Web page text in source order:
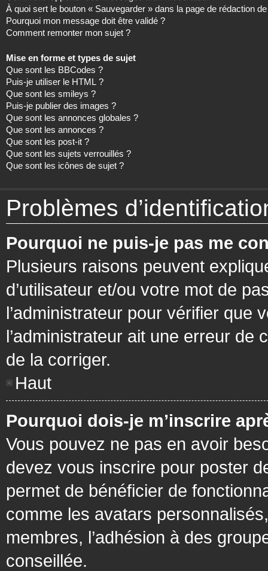
À quoi sert le bouton « Sauvegarder » dans la page de rédaction
Pourquoi mon message doit être validé ?
Comment remonter mon sujet ?
Mise en forme et types de sujet
Que sont les BBCodes ?
Puis-je utiliser le HTML ?
Que sont les smileys ?
Puis-je publier des images ?
Que sont les annonces globales ?
Que sont les annonces ?
Que sont les post-it ?
Que sont les sujets verrouillés ?
Que sont les icônes de sujet ?
Problèmes
Pourquoi ne puis-je pas me
Plusieurs raisons peuvent
d’utilisateur et/ou votre mot de
l’administrateur pour vérifier que
l’administrateur ait une erreur de
de la corriger.
Haut
Pourquoi dois-je m’inscrire
Vous pouvez ne pas en avoir
devez vous inscrire pour poster
permet de bénéficier de
comme les avatars
membres, l’adhésion à des
conseillée.